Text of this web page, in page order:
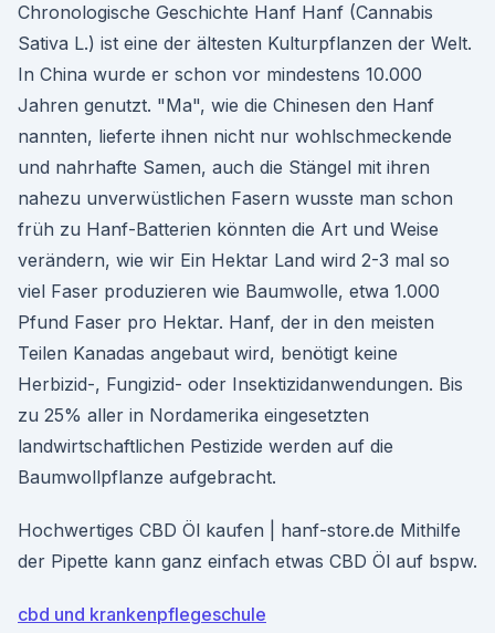
Chronologische Geschichte Hanf Hanf (Cannabis
Sativa L.) ist eine der ältesten Kulturpflanzen der Welt.
In China wurde er schon vor mindestens 10.000
Jahren genutzt. "Ma", wie die Chinesen den Hanf
nannten, lieferte ihnen nicht nur wohlschmeckende
und nahrhafte Samen, auch die Stängel mit ihren
nahezu unverwüstlichen Fasern wusste man schon
früh zu Hanf-Batterien könnten die Art und Weise
verändern, wie wir Ein Hektar Land wird 2-3 mal so
viel Faser produzieren wie Baumwolle, etwa 1.000
Pfund Faser pro Hektar. Hanf, der in den meisten
Teilen Kanadas angebaut wird, benötigt keine
Herbizid-, Fungizid- oder Insektizidanwendungen. Bis
zu 25% aller in Nordamerika eingesetzten
landwirtschaftlichen Pestizide werden auf die
Baumwollpflanze aufgebracht.
Hochwertiges CBD Öl kaufen | hanf-store.de Mithilfe
der Pipette kann ganz einfach etwas CBD Öl auf bspw.
cbd und krankenpflegeschule